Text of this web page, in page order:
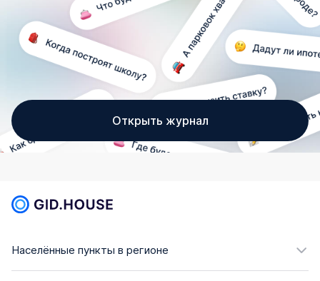
Открыть журнал
Населённые пункты в регионе